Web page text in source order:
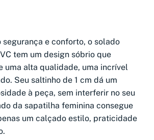
segurança e conforto, o solado
tem um design sóbrio que
uma alta qualidade, uma incrível
Seu saltinho de 1 cm dá um
à peça, sem interferir no seu
da sapatilha feminina consegue
um calçado estilo, praticidade